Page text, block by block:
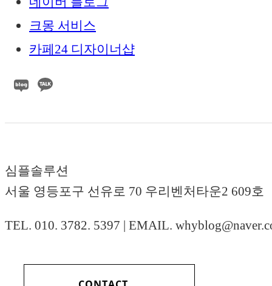
크몽 서비스
카페24 디자이너샵
심플솔루션
서울 영등포구 선유로 70 우리벤처타운2 609호
TEL. 010. 3782. 5397 | EMAIL.